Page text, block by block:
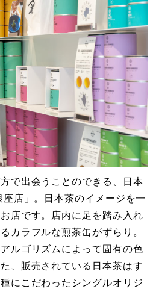
で出会うことのできる、日本
店」。日本茶のイメージを一
店です。店内に足を踏み入れ
カラフルな煎茶缶がずらり。
ルゴリズムによって固有の色
、販売されている日本茶はす
にこだわったシングルオリジ